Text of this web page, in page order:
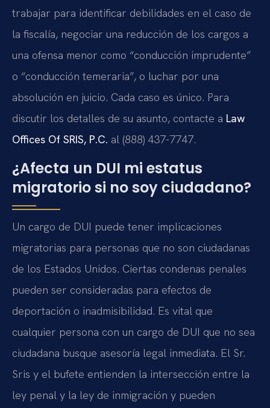
trabajar para identificar debilidades en el caso de
la fiscalía, negociar una reducción de los cargos a
una ofensa menor como “conducción imprudente”
o “conducción temeraria”, o luchar por una
absolución en juicio. Cada caso es único. Para
discutir los detalles de su asunto, contacte a Law
Offices Of SRIS, P.C. al (888) 437-7747.
¿Afecta un DUI mi estatus
migratorio si no soy ciudadano?
Un cargo de DUI puede tener implicaciones
migratorias para personas que no son ciudadanas
de los Estados Unidos. Ciertas condenas penales
pueden ser consideradas para efectos de
deportación o inadmisibilidad. Es vital que
cualquier persona con un cargo de DUI que no sea
ciudadana busque asesoría legal inmediata. El Sr.
Sris y el bufete entienden la intersección entre la
ley penal y la ley de inmigración y pueden